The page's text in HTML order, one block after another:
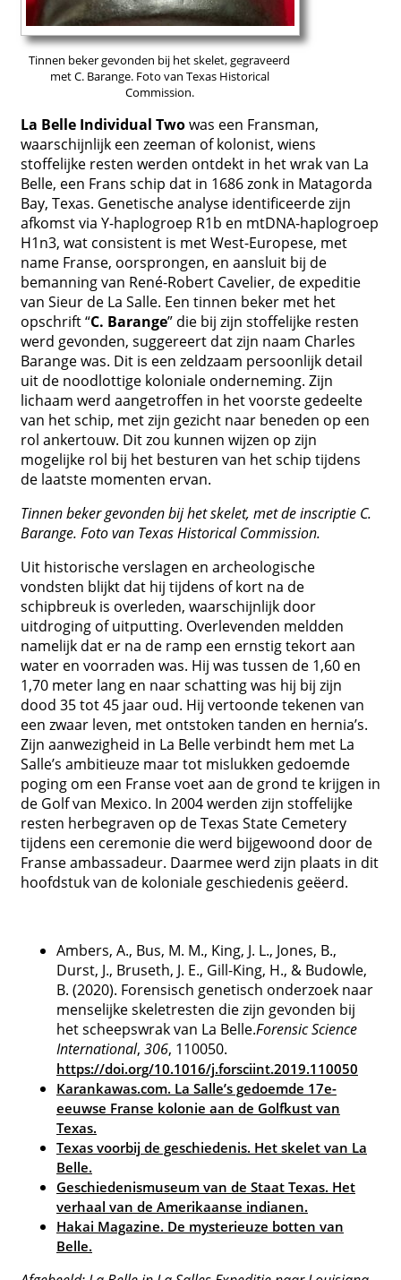
Tinnen beker gevonden bij het skelet, gegraveerd
met C. Barange. Foto van Texas Historical
Commission.
La Belle Individual Twowas een Fransman,
waarschijnlijk een zeeman of kolonist, wiens
stoffelijke resten werden ontdekt in het wrak van La
Belle, een Frans schip dat in 1686 zonk in Matagorda
Bay, Texas. Genetische analyse identificeerde zijn
afkomst via Y-haplogroep R1b en mtDNA-haplogroep
H1n3, wat consistent is met West-Europese, met
name Franse, oorsprongen, en aansluit bij de
bemanning van René-Robert Cavelier, de expeditie
van Sieur de La Salle. Een tinnen beker met het
opschrift “C. Barange” die bij zijn stoffelijke resten
werd gevonden, suggereert dat zijn naam Charles
Barange was. Dit is een zeldzaam persoonlijk detail
uit de noodlottige koloniale onderneming. Zijn
lichaam werd aangetroffen in het voorste gedeelte
van het schip, met zijn gezicht naar beneden op een
rol ankertouw. Dit zou kunnen wijzen op zijn
mogelijke rol bij het besturen van het schip tijdens
de laatste momenten ervan.
Tinnen beker gevonden bij het skelet, met de inscriptie C.
Barange. Foto van Texas Historical Commission.
Uit historische verslagen en archeologische
vondsten blijkt dat hij tijdens of kort na de
schipbreuk is overleden, waarschijnlijk door
uitdroging of uitputting. Overlevenden meldden
namelijk dat er na de ramp een ernstig tekort aan
water en voorraden was. Hij was tussen de 1,60 en
1,70 meter lang en naar schatting was hij bij zijn
dood 35 tot 45 jaar oud. Hij vertoonde tekenen van
een zwaar leven, met ontstoken tanden en hernia’s.
Zijn aanwezigheid in La Belle verbindt hem met La
Salle’s ambitieuze maar tot mislukken gedoemde
poging om een ​​Franse voet aan de grond te krijgen in
de Golf van Mexico. In 2004 werden zijn stoffelijke
resten herbegraven op de Texas State Cemetery
tijdens een ceremonie die werd bijgewoond door de
Franse ambassadeur. Daarmee werd zijn plaats in dit
hoofdstuk van de koloniale geschiedenis geëerd.
Ambers, A., Bus, M. M., King, J. L., Jones, B.,
Durst, J., Bruseth, J. E., Gill-King, H., & Budowle,
B. (2020). Forensisch genetisch onderzoek naar
menselijke skeletresten die zijn gevonden bij
het scheepswrak van La Belle.Forensic Science
International, 306, 110050.
https://doi.org/10.1016/j.forsciint.2019.110050
Karankawas.com. La Salle’s gedoemde 17e-
eeuwse Franse kolonie aan de Golfkust van
Texas.
Texas voorbij de geschiedenis. Het skelet van La
Belle.
Geschiedenismuseum van de Staat Texas. Het
verhaal van de Amerikaanse indianen.
Hakai Magazine. De mysterieuze botten van
Belle.